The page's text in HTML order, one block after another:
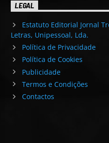
LEGAL
Estatuto Editorial Jornal
Letras, Unipessoal, Lda.
Política de Privacidade
Política de Cookies
Publicidade
Termos e Condições
Contactos